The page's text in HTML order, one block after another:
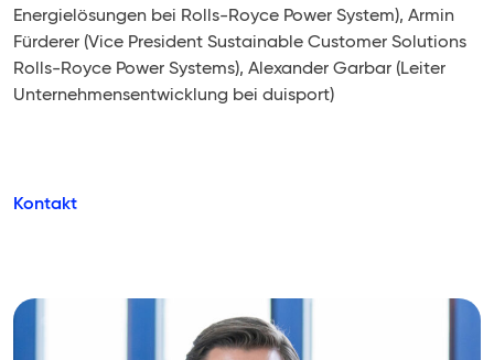
Energielösungen bei Rolls-Royce Power System), Armin
Fürderer (Vice President Sustainable Customer Solutions
Rolls-Royce Power Systems), Alexander Garbar (Leiter
Unternehmensentwicklung bei duisport)
Kontakt